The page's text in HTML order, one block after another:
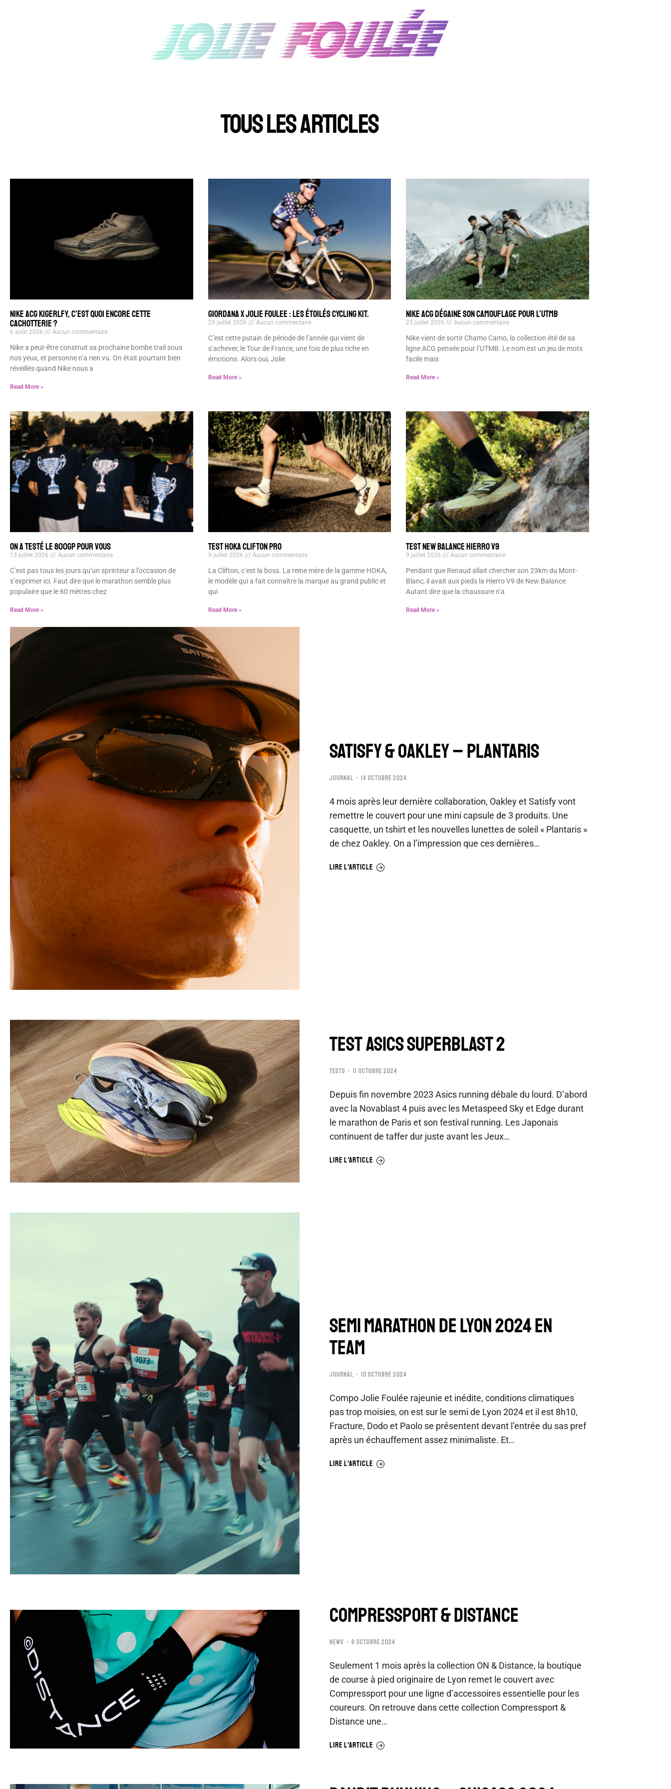
TOUS LES ARTICLES
NIKE ACG KIGERLFY, C’EST QUOI ENCORE CETTE
CACHOTTERIE ?
6 août 2026 Aucun commentaire
Nike a peut-être construit sa prochaine bombe trail sous
nos yeux, et personne n’a rien vu. On était pourtant bien
réveillés quand Nike nous a
Read More »
GIORDANA x JOLIE FOULEE : LES ÉTOILÉS CYCLING KIT.
29 juillet 2026 Aucun commentaire
C’est cette putain de période de l’année qui vient de
s’achever, le Tour de France, une fois de plus riche en
émotions. Alors oui, Jolie
Read More »
NIKE ACG DÉGAINE SON CAMOUFLAGE POUR L’UTMB
23 juillet 2026 Aucun commentaire
Nike vient de sortir Chamo Camo, la collection été de sa
ligne ACG pensée pour l’UTMB. Le nom est un jeu de mots
facile mais
Read More »
ON A TESTÉ LE 800GP POUR VOUS
13 juillet 2026 Aucun commentaire
C’est pas tous les jours qu’un sprinteur a l’occasion de
s’exprimer ici. Faut dire que le marathon semble plus
populaire que le 60 mètres chez
Read More »
TEST HOKA CLIFTON PRO
9 juillet 2026 Aucun commentaire
La Clifton, c’est la boss. La reine mère de la gamme HOKA,
le modèle qui a fait connaître la marque au grand public et
qui
Read More »
TEST NEW BALANCE HIERRO V9
9 juillet 2026 Aucun commentaire
Pendant que Renaud allait chercher son 23km du Mont-
Blanc, il avait aux pieds la Hierro V9 de New Balance.
Autant dire que la chaussure n’a
Read More »
SATISFY & OAKLEY – PLANTARIS
JOURNAL 14 OCTOBRE 2024
4 mois après leur dernière collaboration, Oakley et Satisfy vont
remettre le couvert pour une mini capsule de 3 produits. Une
casquette, un tshirt et les nouvelles lunettes de soleil « Plantaris »
de chez Oakley. On a l’impression que ces dernières…
LIRE L'ARTICLE
TEST ASICS SUPERBLAST 2
TESTS 11 OCTOBRE 2024
Depuis fin novembre 2023 Asics running débale du lourd. D’abord
avec la Novablast 4 puis avec les Metaspeed Sky et Edge durant
le marathon de Paris et son festival running. Les Japonais
continuent de taffer dur juste avant les Jeux…
LIRE L'ARTICLE
SEMI MARATHON DE LYON 2024 EN
TEAM
JOURNAL 10 OCTOBRE 2024
Compo Jolie Foulée rajeunie et inédite, conditions climatiques
pas trop moisies, on est sur le semi de Lyon 2024 et il est 8h10,
Fracture, Dodo et Paolo se présentent devant l’entrée du sas pref
après un échauffement assez minimaliste. Et…
LIRE L'ARTICLE
Compressport & Distance
NEWS 9 OCTOBRE 2024
Seulement 1 mois après la collection ON & Distance, la boutique
de course à pied originaire de Lyon remet le couvert avec
Compressport pour une ligne d’accessoires essentielle pour les
coureurs. On retrouve dans cette collection Compressport &
Distance une…
LIRE L'ARTICLE